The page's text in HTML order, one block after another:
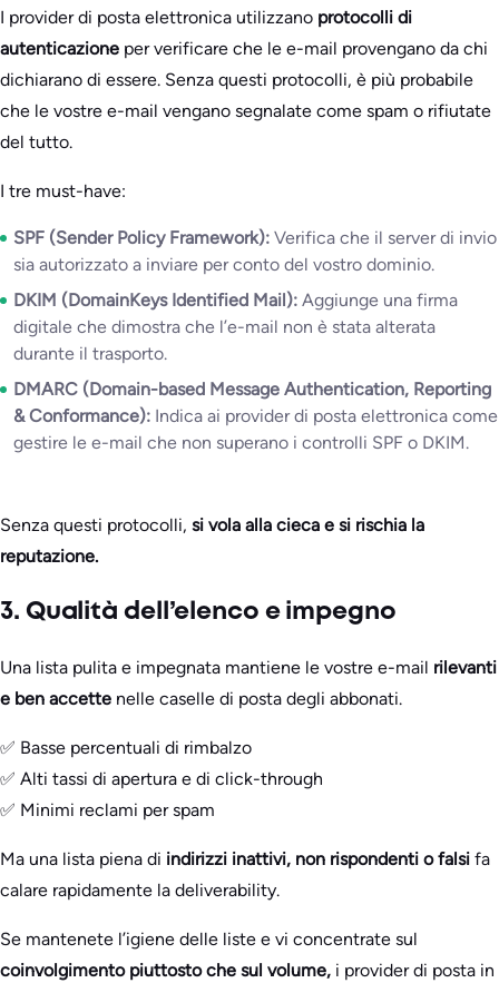
I provider di posta elettronica utilizzano protocolli di
autenticazione per verificare che le e-mail provengano da chi
dichiarano di essere. Senza questi protocolli, è più probabile
che le vostre e-mail vengano segnalate come spam o rifiutate
del tutto.
I tre must-have:
SPF (Sender Policy Framework): Verifica che il server di invio
sia autorizzato a inviare per conto del vostro dominio.
DKIM (DomainKeys Identified Mail): Aggiunge una firma
digitale che dimostra che l’e-mail non è stata alterata
durante il trasporto.
DMARC (Domain-based Message Authentication, Reporting
& Conformance): Indica ai provider di posta elettronica come
gestire le e-mail che non superano i controlli SPF o DKIM.
Senza questi protocolli, si vola alla cieca e si rischia la
reputazione.
3. Qualità dell’elenco e impegno
Una lista pulita e impegnata mantiene le vostre e-mail rilevanti
e ben accette nelle caselle di posta degli abbonati.
✅ Basse percentuali di rimbalzo
✅ Alti tassi di apertura e di click-through
✅ Minimi reclami per spam
Ma una lista piena di indirizzi inattivi, non rispondenti o falsi fa
calare rapidamente la deliverability.
Se mantenete l’igiene delle liste e vi concentrate sul
coinvolgimento piuttosto che sul volume, i provider di posta in